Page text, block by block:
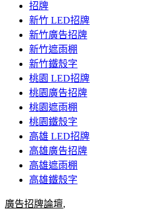
招牌
新竹 LED招牌
新竹廣告招牌
新竹遮雨棚
新竹鐵殼字
桃園 LED招牌
桃園廣告招牌
桃園遮雨棚
桃園鐵殼字
高雄 LED招牌
高雄廣告招牌
高雄遮雨棚
高雄鐵殼字
廣告招牌論壇,